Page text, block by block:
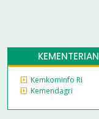
KEMENTERIAN
Kemkominfo RI
Kemendagri